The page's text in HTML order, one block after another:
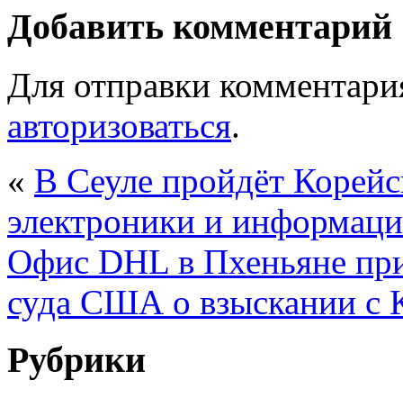
Добавить комментарий
Для отправки
авторизоваться.
« В Сеуле пройдёт
электроники и
Офис DHL в Пхеньяне
суда США о взыскании
Рубрики